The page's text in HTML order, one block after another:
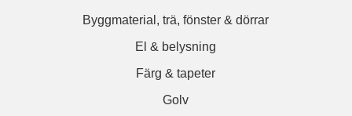
Byggmaterial, trä, fönster & dörrar
El & belysning
Färg & tapeter
Golv